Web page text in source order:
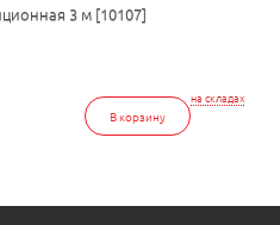
3 м [10107]
на складах
В корзину